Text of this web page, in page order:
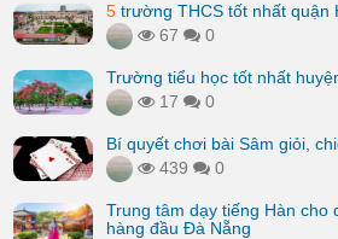
5 trường THCS tốt nhất quận
67
0
Trường tiểu học tốt nhất
17
0
Bí quyết chơi bài Sâm giỏi,
439
0
Trung tâm dạy tiếng Hàn cho
hàng đầu Đà Nẵng